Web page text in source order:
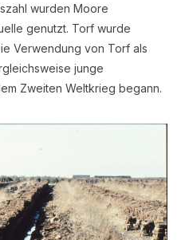
wurden Moore
genutzt. Torf wurde
Verwendung von Torf als
junge
Zweiten Weltkrieg begann.